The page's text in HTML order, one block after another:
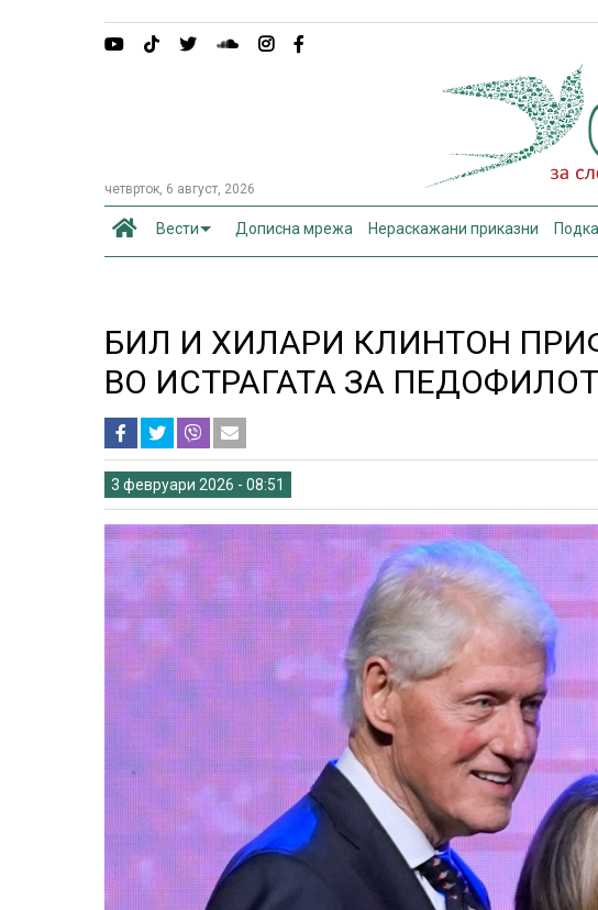
четврток, 6 август, 2026
Вести Дописна мрежа Нераскажани приказни
БИЛ И ХИЛАРИ КЛИНТОН
ВО ИСТРАГАТА ЗА
3 февруари 2026 - 08:51